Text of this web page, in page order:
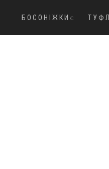
БОСОНІЖКИ